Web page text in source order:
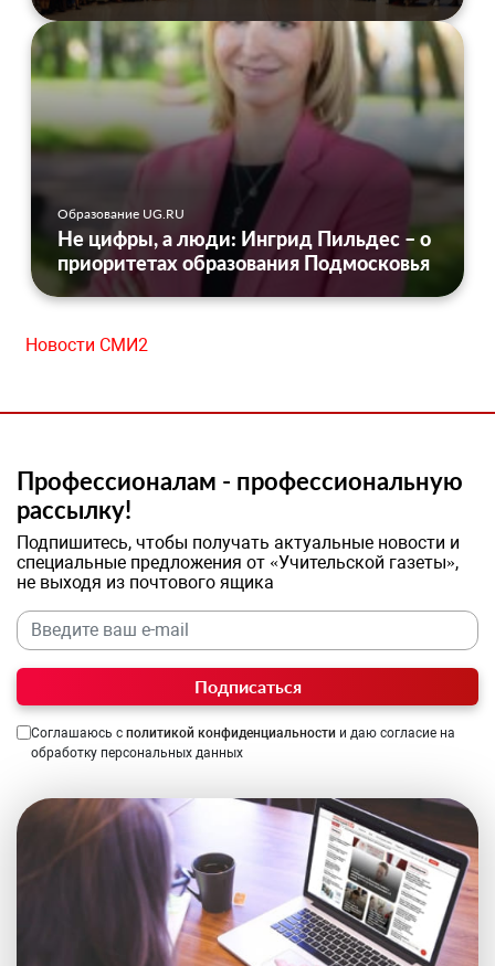
Образование UG.RU
Не цифры, а люди: Ингрид Пильдес – о
приоритетах образования Подмосковья
Новости СМИ2
Профессионалам - профессиональную
рассылку!
Подпишитесь, чтобы получать актуальные новости и
специальные предложения от «Учительской газеты»,
не выходя из почтового ящика
Подписаться
Соглашаюсь с политикой конфиденциальности и даю согласие на
обработку персональных данных